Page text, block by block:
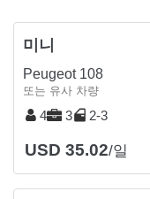
미니
Peugeot 108
또는 유사 차량
4 3 2-3
USD 35.02/일